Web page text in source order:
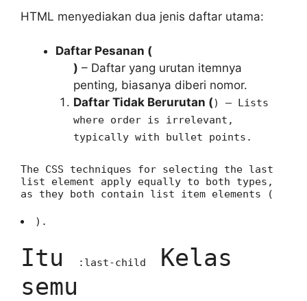
HTML menyediakan dua jenis daftar utama:
Daftar Pesanan (
) – Daftar yang urutan itemnya
penting, biasanya diberi nomor.
Daftar Tidak Berurutan ()
– Lists
where order is irrelevant,
typically with bullet points.
The CSS techniques for selecting the last
list element apply equally to both types,
as they both contain list item elements (
).
Itu :last-child
Kelas
semu